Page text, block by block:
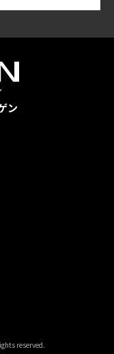
ン
reserved.